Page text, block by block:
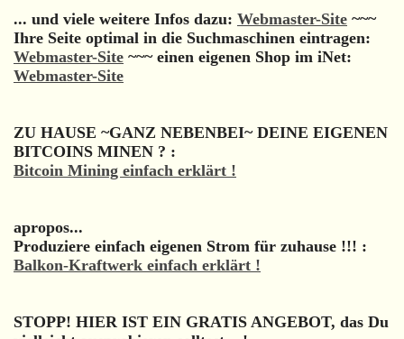
... und viele weitere Infos dazu: Webmaster-Site ~~~
Ihre Seite optimal in die Suchmaschinen eintragen:
Webmaster-Site ~~~ einen eigenen Shop im iNet:
Webmaster-Site
ZU HAUSE ~GANZ NEBENBEI~ DEINE EIGENEN
BITCOINS MINEN ? :
Bitcoin Mining einfach erklärt !
apropos...
Produziere einfach eigenen Strom für zuhause !!! :
Balkon-Kraftwerk einfach erklärt !
STOPP! HIER IST EIN GRATIS ANGEBOT, das Du